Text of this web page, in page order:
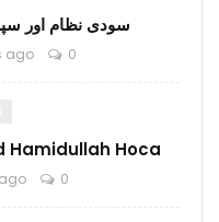
سودی نظام اور
ago 0
Hamidullah Hoca
0